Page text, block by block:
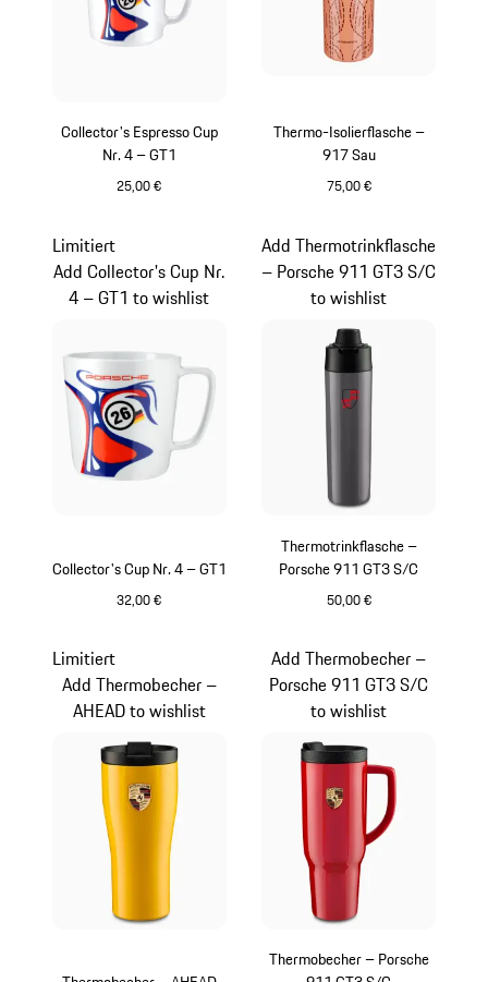
Collector's Espresso Cup
Nr. 4 – GT1
25,00 €
Thermo-Isolierflasche –
917 Sau
75,00 €
Collector's Cup Nr. 4 – GT1
32,00 €
Limitiert
Add Collector's Cup Nr.
4 – GT1 to wishlist
Thermotrinkflasche –
Porsche 911 GT3 S/C
50,00 €
Add Thermotrinkflasche
– Porsche 911 GT3 S/C
to wishlist
Limitiert
Add Thermobecher –
AHEAD to wishlist
Thermobecher – Porsche
Add Thermobecher –
Porsche 911 GT3 S/C
to wishlist